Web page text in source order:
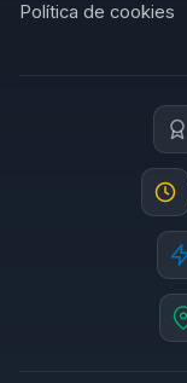
Política de cookies